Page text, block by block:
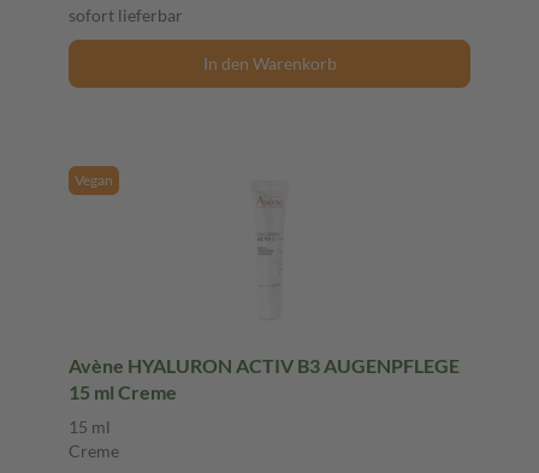
sofort lieferbar
In den Warenkorb
Vegan
Avène HYALURON ACTIV B3 AUGENPFLEGE
15 ml Creme
15 ml
Creme